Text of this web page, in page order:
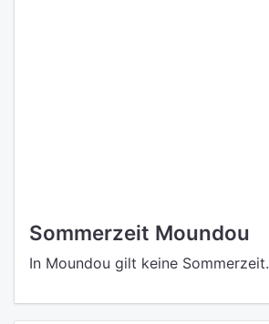
Sommerzeit Moundou
In Moundou gilt keine Sommerzeit.